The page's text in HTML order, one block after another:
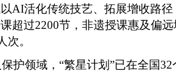
AI活化传统技艺、拓展增收路
超过2200节，非遗授课惠及偏
次。
领域，“繁星计划”已在全国32